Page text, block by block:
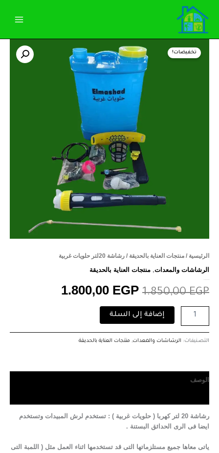
المحتوى
تخفيضات!
الرئيسية / منتجات العناية بالحديقة / رشاشة 20لتر حلويات غربية
الرشاشات والمعدات, منتجات العناية بالحديقة
1.850,00EGP
السعر
الأصلي
هو:
1.850,00 EGP.
1.800,00 EGP
السعر
رشاشة
إضافة إلى السلة
التصنيفات: الرشاشات والمعدات, منتجات العناية بالحديقة
الوصف
رشاشة 20 لتر كهربا ( حلويات غربية ) :
تستخدم لرش المبيدات وتستخدم
ايضا فى الرى الحدائق البستنة .
ياتى معاها جميع مستلزماتها التى قد تستخدمها اثناء العمل مثل ( اللمبة التى